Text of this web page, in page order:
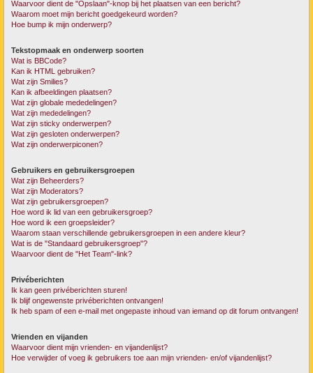
Waarvoor dient de "Opslaan"-knop bij het plaatsen van een bericht?
Waarom moet mijn bericht goedgekeurd worden?
Hoe bump ik mijn onderwerp?
Tekstopmaak en onderwerp soorten
Wat is BBCode?
Kan ik HTML gebruiken?
Wat zijn Smilies?
Kan ik afbeeldingen plaatsen?
Wat zijn globale mededelingen?
Wat zijn mededelingen?
Wat zijn sticky onderwerpen?
Wat zijn gesloten onderwerpen?
Wat zijn onderwerpiconen?
Gebruikers en gebruikersgroepen
Wat zijn Beheerders?
Wat zijn Moderators?
Wat zijn gebruikersgroepen?
Hoe word ik lid van een gebruikersgroep?
Hoe word ik een groepsleider?
Waarom staan verschillende gebruikersgroepen in een andere kleur?
Wat is de "Standaard gebruikersgroep"?
Waarvoor dient de "Het Team"-link?
Privéberichten
Ik kan geen privéberichten sturen!
Ik blijf ongewenste privéberichten ontvangen!
Ik heb spam of een e-mail met ongepaste inhoud van iemand op dit forum ontvangen!
Vrienden en vijanden
Waarvoor dient mijn vrienden- en vijandenlijst?
Hoe verwijder of voeg ik gebruikers toe aan mijn vrienden- en/of vijandenlijst?